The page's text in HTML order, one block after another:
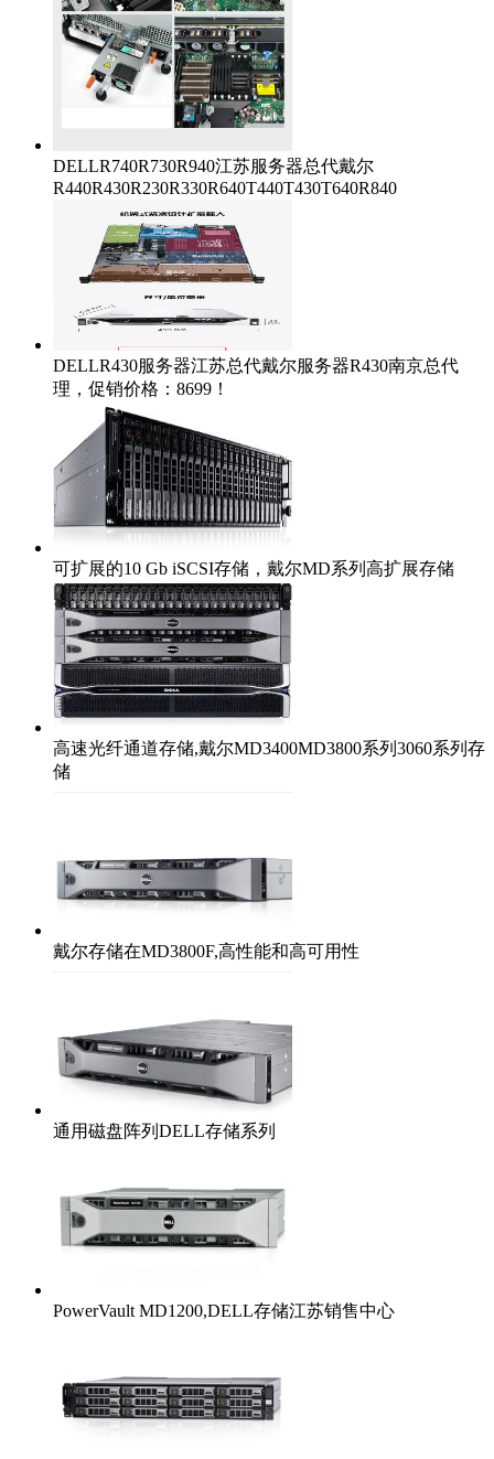
DELLR740R730R940江苏服务器总代戴尔
R440R430R230R330R640T440T430T640R840
DELLR430服务器江苏总代戴尔服务器R430南京总代
理，促销价格：8699！
可扩展的10 Gb iSCSI存储，戴尔MD系列高扩展存储
高速光纤通道存储,戴尔MD3400MD3800系列3060系列存
储
戴尔存储在MD3800F,高性能和高可用性
通用磁盘阵列DELL存储系列
PowerVault MD1200,DELL存储江苏销售中心